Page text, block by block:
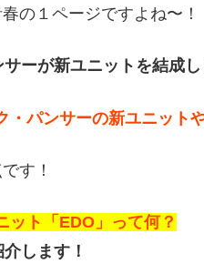
の１ページですよね〜！
ーが新ユニットを結成し
・パンサーの新ユニット
す！
ト「EDO」って何？
します！